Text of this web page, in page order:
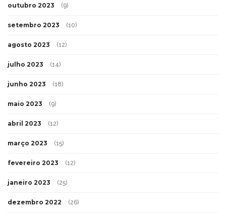
outubro 2023 (9)
setembro 2023 (10)
agosto 2023 (12)
julho 2023 (14)
junho 2023 (18)
maio 2023 (9)
abril 2023 (12)
março 2023 (15)
fevereiro 2023 (12)
janeiro 2023 (25)
dezembro 2022 (26)